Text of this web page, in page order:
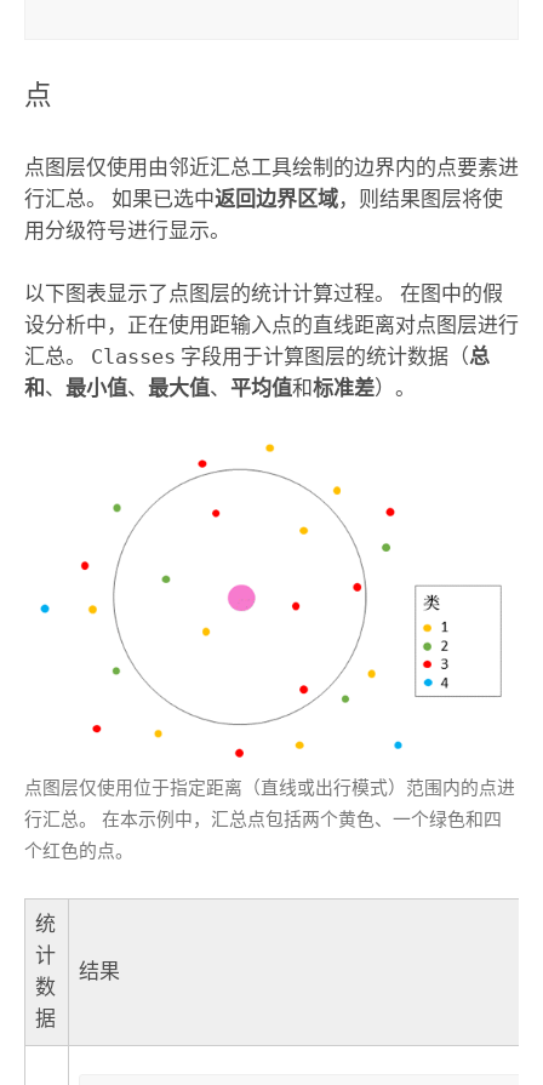
点
点图层仅使用由邻近汇总工具绘制的边界内的点要素进
行汇总。 如果已选中返回边界区域，则结果图层将使
用分级符号进行显示。
以下图表显示了点图层的统计计算过程。 在图中的假
设分析中，正在使用距输入点的直线距离对点图层进行
汇总。 Classes 字段用于计算图层的统计数据（总
和、 最小值、 最大值、 平均值和标准差）。
点图层仅使用位于指定距离（直线或出行模式）范围内的点进
行汇总。 在本示例中，汇总点包括两个黄色、一个绿色和四
个红色的点。
统
计
数
据
结果